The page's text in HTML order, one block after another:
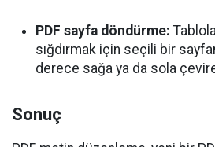
PDF sayfa döndürme:
sığdırmak için seçili bir
derece sağa ya da sola
Sonuç